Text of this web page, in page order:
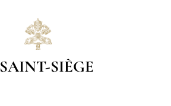
SAINT-SIÈGE